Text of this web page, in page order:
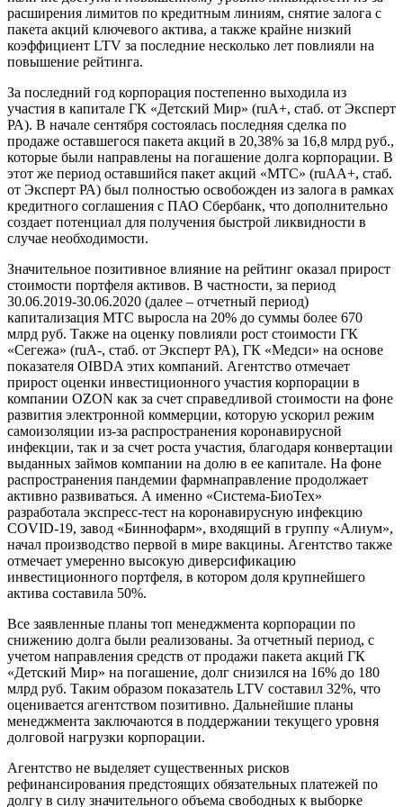
расширения лимитов по кредитным линиям, снятие залога с
пакета акций ключевого актива, а также крайне низкий
коэффициент LTV за последние несколько лет повлияли на
повышение рейтинга.
За последний год корпорация постепенно выходила из
участия в капитале ГК «Детский Мир» (ruA+, стаб. от Эксперт
РА). В начале сентября состоялась последняя сделка по
продаже оставшегося пакета акций в 20,38% за 16,8 млрд руб.,
которые были направлены на погашение долга корпорации. В
этот же период оставшийся пакет акций «МТС» (ruAA+, стаб.
от Эксперт РА) был полностью освобожден из залога в рамках
кредитного соглашения с ПАО Сбербанк, что дополнительно
создает потенциал для получения быстрой ликвидности в
случае необходимости.
Значительное позитивное влияние на рейтинг оказал прирост
стоимости портфеля активов. В частности, за период
30.06.2019-30.06.2020 (далее – отчетный период)
капитализация МТС выросла на 20% до суммы более 670
млрд руб. Также на оценку повлияли рост стоимости ГК
«Сегежа» (ruA-, стаб. от Эксперт РА), ГК «Медси» на основе
показателя OIBDA этих компаний. Агентство отмечает
прирост оценки инвестиционного участия корпорации в
компании OZON как за счет справедливой стоимости на фоне
развития электронной коммерции, которую ускорил режим
самоизоляции из-за распространения коронавирусной
инфекции, так и за счет роста участия, благодаря конвертации
выданных займов компании на долю в ее капитале. На фоне
распространения пандемии фармнаправление продолжает
активно развиваться. А именно «Система-БиоТех»
разработала экспресс-тест на коронавирусную инфекцию
COVID-19, завод «Биннофарм», входящий в группу «Алиум»,
начал производство первой в мире вакцины. Агентство также
отмечает умеренно высокую диверсификацию
инвестиционного портфеля, в котором доля крупнейшего
актива составила 50%.
Все заявленные планы топ менеджмента корпорации по
снижению долга были реализованы. За отчетный период, с
учетом направления средств от продажи пакета акций ГК
«Детский Мир» на погашение, долг снизился на 16% до 180
млрд руб. Таким образом показатель LTV составил 32%, что
оценивается агентством позитивно. Дальнейшие планы
менеджмента заключаются в поддержании текущего уровня
долговой нагрузки корпорации.
Агентство не выделяет существенных рисков
рефинансирования предстоящих обязательных платежей по
долгу в силу значительного объема свободных к выборке